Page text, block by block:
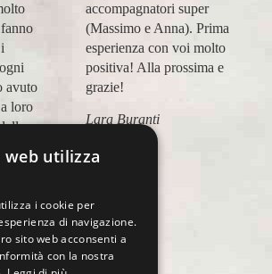
avuto
loro
mano
accompagnatori super
(Massimo e Anna). Prima
esperienza con voi molto
positiva! Alla prossima e
grazie!
Lara Buranti
utilizza
i cookie per
di navigazione.
sito web acconsenti a
con la nostra